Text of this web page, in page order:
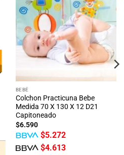
Añadir
a la
lista
deseos
BEBÉ
Colchon Practicuna Bebe
Medida 70 X 130 X 12 D21
Capitoneado
$6.590
$5.272
$4.613